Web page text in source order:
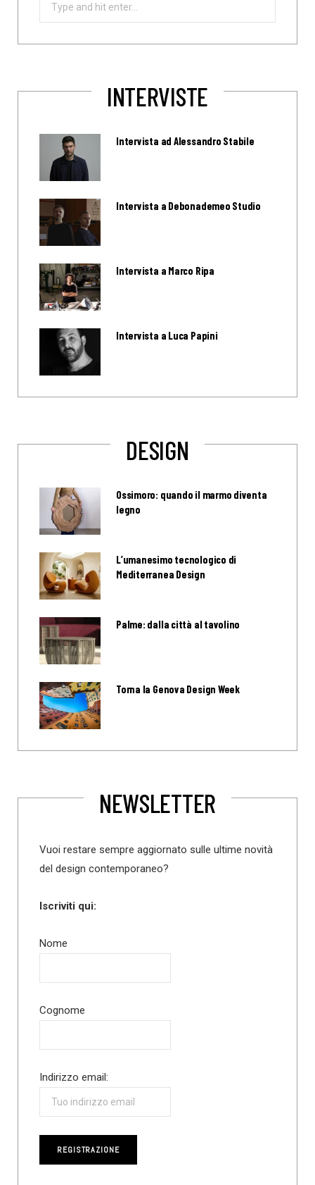
INTERVISTE
Intervista ad Alessandro Stabile
Intervista a Debonademeo Studio
Intervista a Marco Ripa
Intervista a Luca Papini
DESIGN
Ossimoro: quando il marmo diventa
legno
L’umanesimo tecnologico di
Mediterranea Design
Palme: dalla città al tavolino
Torna la Genova Design Week
NEWSLETTER
Vuoi restare sempre aggiornato sulle ultime novità
del design contemporaneo?
Iscriviti qui:
Nome
Cognome
Indirizzo email: